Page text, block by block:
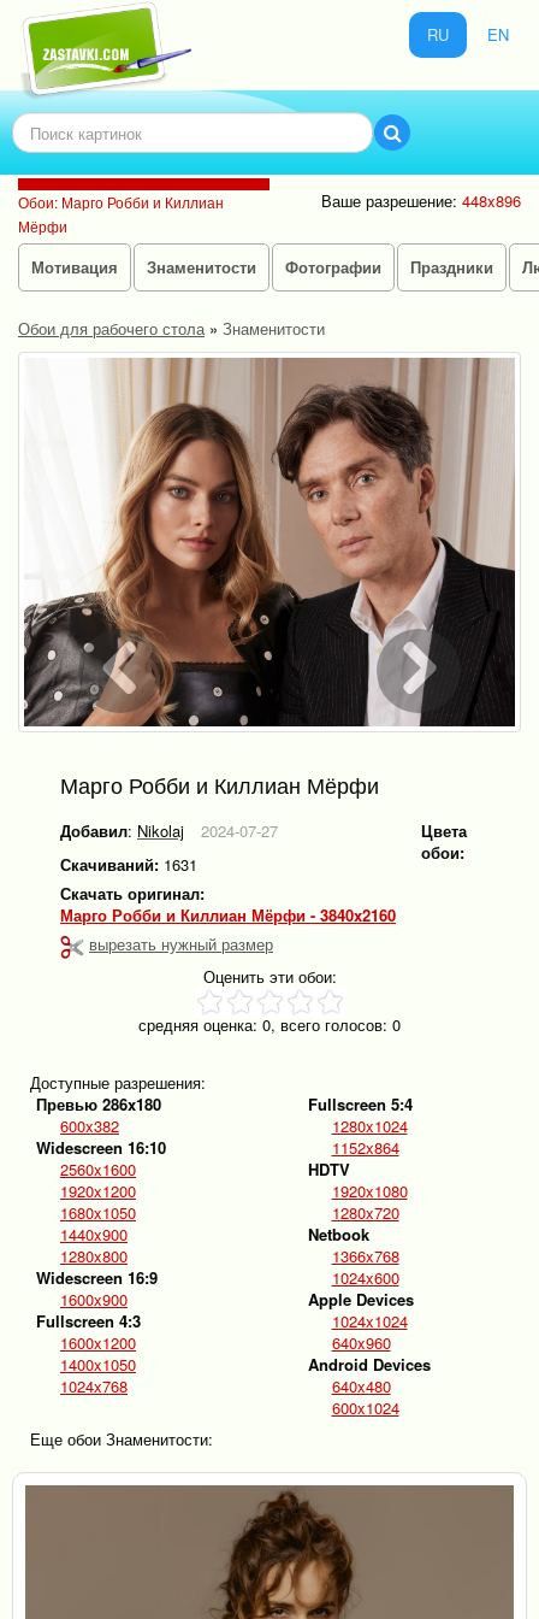
RU EN
Обои: Марго Робби и Киллиан
Мёрфи
Ваше разрешение: 448x896
Мотивация Знаменитости Фотографии Праздники
Обои для рабочего стола» Знаменитости
Марго Робби и Киллиан Мёрфи
Добавил: Nikolaj
2024-07-27
Скачиваний: 1631
Скачать оригинал:
Марго Робби и Киллиан Мёрфи - 3840x2160
вырезать нужный размер
Цвета
обои:
Оценить эти обои:
средняя оценка: 0, всего голосов: 0
Доступные разрешения:
Превью 286x180
600x382
Widescreen 16:10
2560x1600
1920x1200
1680x1050
1440x900
1280x800
Widescreen 16:9
1600x900
Fullscreen 4:3
1600x1200
1400x1050
1024x768
Fullscreen 5:4
1280x1024
1152x864
HDTV
1920x1080
1280x720
Netbook
1366x768
1024x600
Apple Devices
1024x1024
640x960
Android Devices
640x480
600x1024
Еще обои Знаменитости: